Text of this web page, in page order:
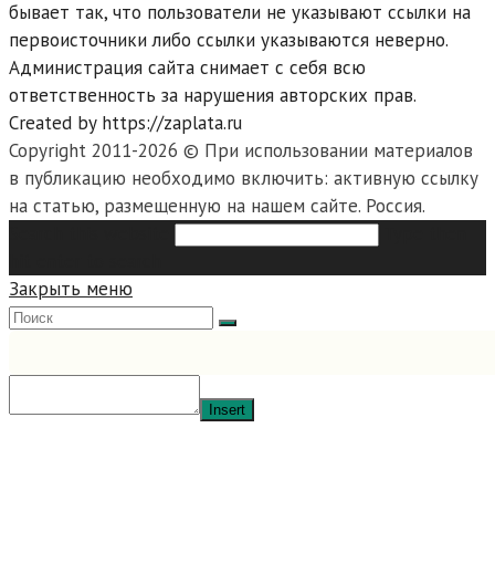
бывает так, что пользователи не указывают ссылки на
первоисточники либо ссылки указываются неверно.
Администрация сайта снимает с себя всю
ответственность за нарушения авторских прав.
Created by https://zaplata.ru
Copyright 2011-2026 © При использовании материалов
в публикацию необходимо включить: активную ссылку
на статью, размещенную на нашем сайте. Россия.
Закрыть меню
Insert